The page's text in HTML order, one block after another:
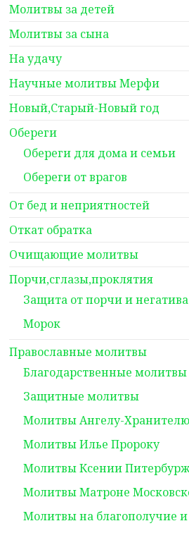
Молитвы за детей
Молитвы за сына
На удачу
Научные молитвы Мерфи
Новый,Старый-Новый год
Обереги
Обереги для дома и семьи
Обереги от врагов
От бед и неприятностей
Откат обратка
Очищающие молитвы
Порчи,сглазы,проклятия
Защита от порчи и негатива
Морок
Православные молитвы
Благодарственные молитвы
Защитные молитвы
Молитвы Ангелу-Хранителю
Молитвы Илье Пророку
Молитвы Ксении
Молитвы Матроне
Молитвы на благополучие и